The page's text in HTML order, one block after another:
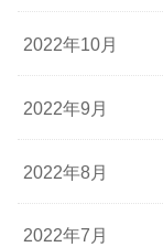
2022年10月
2022年9月
2022年8月
2022年7月